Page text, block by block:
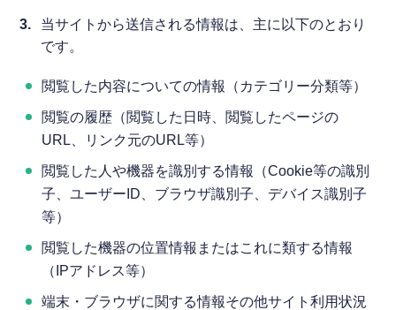
3.
当サイトから送信される情報は、主に以下のとおり
です。
閲覧した内容についての情報（カテゴリー分類等）
閲覧の履歴（閲覧した日時、閲覧したページの
URL、リンク元のURL等）
閲覧した人や機器を識別する情報（Cookie等の識別
子、ユーザーID、ブラウザ識別子、デバイス識別子
等）
閲覧した機器の位置情報またはこれに類する情報
（IPアドレス等）
端末・ブラウザに関する情報その他サイト利用状況